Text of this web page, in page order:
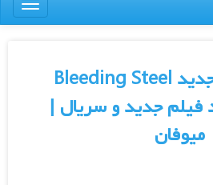
ناوبری
دانلود فیلم جدید Bleeding Steel
فیلم جدید و سریال |
میوفان